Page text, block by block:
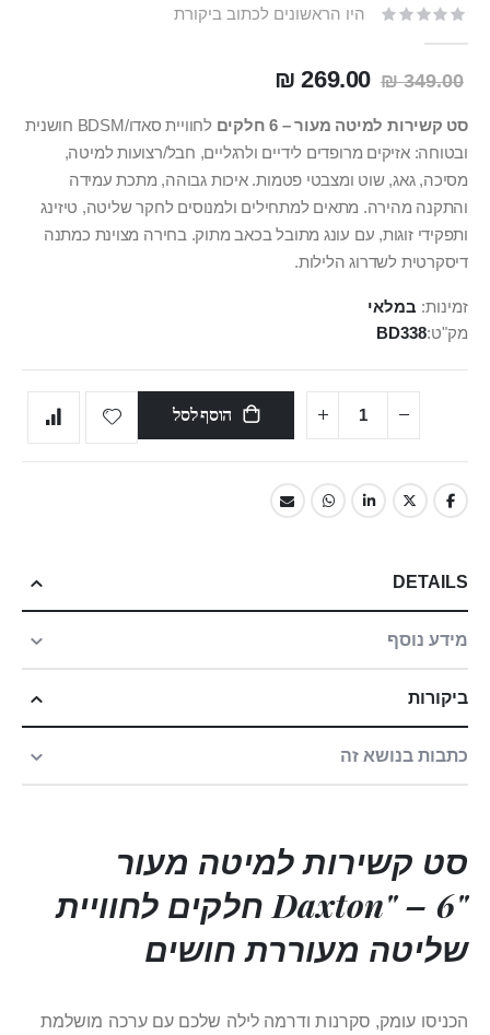
היו הראשונים לכתוב ביקורת
349.00 ₪
269.00 ₪
סט קשירות למיטה מעור – 6 חלקים
לחוויית סאדו/BDSM חושנית
ובטוחה: אזיקים מרופדים לידיים ולרגליים, חבל/רצועות למיטה,
מסיכה, גאג, שוט ומצבטי פטמות. איכות גבוהה, מתכת עמידה
והתקנה מהירה. מתאים למתחילים ולמנוסים לחקר שליטה, טיזינג
ותפקידי זוגות, עם עונג מתובל בכאב מתוק. בחירה מצוינת כמתנה
דיסקרטית לשדרוג הלילות.
זמינות: במלאי
מק"ט BD338
הוסף לסל
DETAILS
מידע נוסף
ביקורות
כתבות בנושא זה
סט קשירות למיטה מעור
"Daxton" – 6 חלקים לחוויית
שליטה מעוררת חושים
הכניסו עומק, סקרנות ודרמה לילה שלכם עם ערכה מושלמת